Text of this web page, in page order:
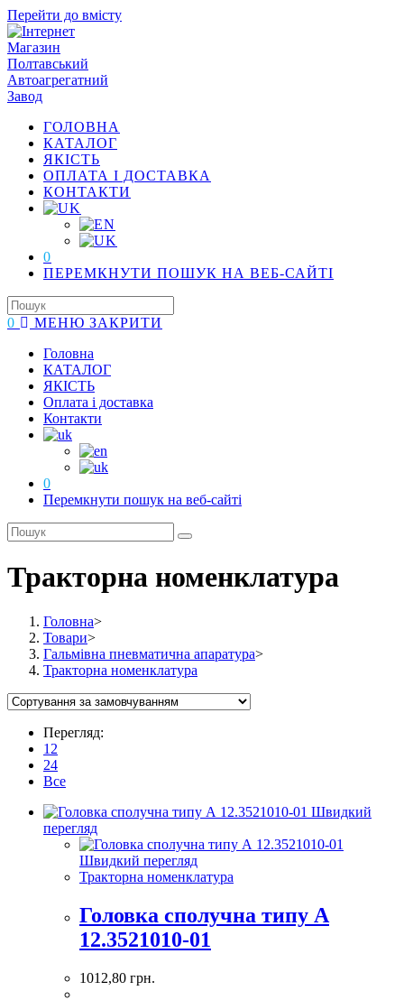
Перейти до вмісту
ГОЛОВНА
КАТАЛОГ
ЯКІСТЬ
ОПЛАТА І ДОСТАВКА
КОНТАКТИ
0
ПЕРЕМКНУТИ ПОШУК НА ВЕБ-САЙТІ
0 МЕНЮ ЗАКРИТИ
Головна
КАТАЛОГ
ЯКІСТЬ
Оплата і доставка
Контакти
0
Перемкнути пошук на веб-сайті
Тракторна номенклатура
Головна>
Товари>
Гальмівна пневматична апаратура>
Тракторна номенклатура
Перегляд:
12
24
Все
Швидкий
перегляд
Швидкий перегляд
Тракторна номенклатура
Головка сполучна типу А
12.3521010-01
1012,80 грн.